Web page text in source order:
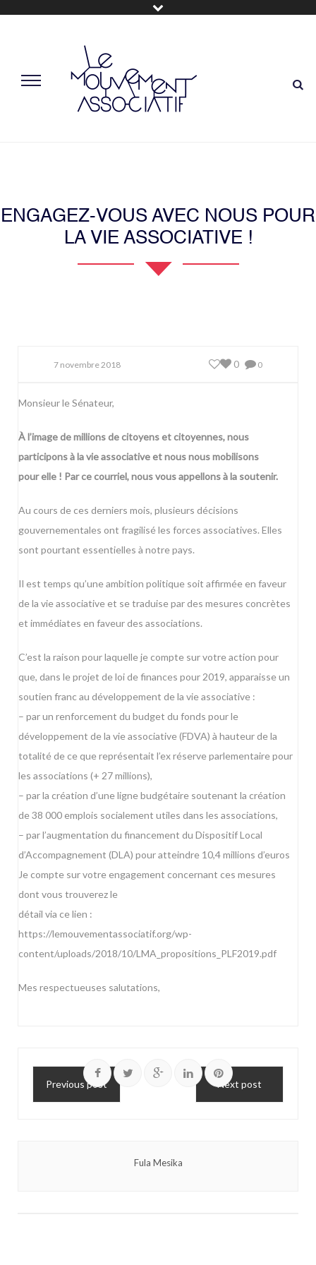
ENGAGEZ-VOUS AVEC NOUS POUR
LA VIE ASSOCIATIVE !
7 novembre 2018 0
0
Monsieur le Sénateur,
À l’image de millions de citoyens et citoyennes, nous
participons à la vie associative et nous nous mobilisons
pour elle ! Par ce courriel, nous vous appellons à la soutenir.
Au cours de ces derniers mois, plusieurs décisions
gouvernementales ont fragilisé les forces associatives. Elles
sont pourtant essentielles à notre pays.
Il est temps qu’une ambition politique soit affirmée en faveur
de la vie associative et se traduise par des mesures concrètes
et immédiates en faveur des associations.
C’est la raison pour laquelle je compte sur votre action pour
que, dans le projet de loi de finances pour 2019, apparaisse un
soutien franc au développement de la vie associative :
– par un renforcement du budget du fonds pour le
développement de la vie associative (FDVA) à hauteur de la
totalité de ce que représentait l’ex réserve parlementaire pour
les associations (+ 27 millions),
– par la création d’une ligne budgétaire soutenant la création
de 38 000 emplois socialement utiles dans les associations,
– par l’augmentation du financement du Dispositif Local
d’Accompagnement (DLA) pour atteindre 10,4 millions d’euros
Je compte sur votre engagement concernant ces mesures
dont vous trouverez le
détail via ce lien :
https://lemouvementassociatif.org/wp-
content/uploads/2018/10/LMA_propositions_PLF2019.pdf
Mes respectueuses salutations,
Previous post Next post
Fula Mesika